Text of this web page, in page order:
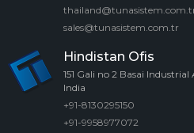
sales@tunasistem.com.tr
Hindistan Ofis
151 Gali no 2 Basai
India
+91-8130295150
+91-9958977072